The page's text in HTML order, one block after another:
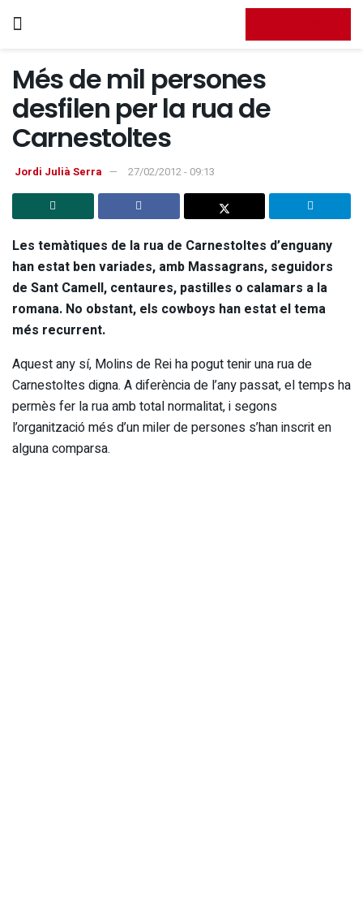
Més de mil persones
desfilen per la rua de
Carnestoltes
Jordi Julià Serra 27/02/2012 - 09:13
Les temàtiques de la rua de Carnestoltes d’enguany
han estat ben variades, amb Massagrans, seguidors
de Sant Camell, centaures, pastilles o calamars a la
romana. No obstant, els cowboys han estat el tema
més recurrent.
Aquest any sí, Molins de Rei ha pogut tenir una rua de
Carnestoltes digna. A diferència de l’any passat, el temps ha
permès fer la rua amb total normalitat, i segons
l’organització més d’un miler de persones s’han inscrit en
alguna comparsa.